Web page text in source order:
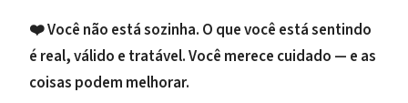
❤️ Você não está sozinha. O que você está sentindo
é real, válido e tratável. Você merece cuidado — e as
coisas podem melhorar.